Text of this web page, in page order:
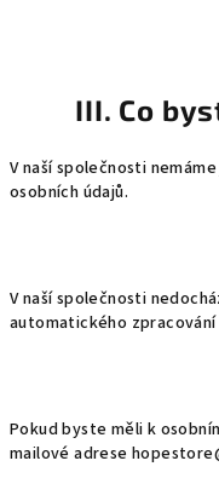
III. Co
V naší společnosti
osobních údajů.
V naší společnosti
automatického
Pokud byste měli k
mailové adrese